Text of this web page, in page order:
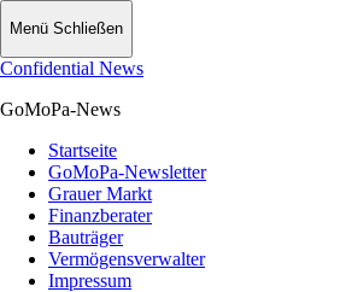
Menü Schließen
Confidential News
GoMoPa-News
Startseite
GoMoPa-Newsletter
Grauer Markt
Finanzberater
Bauträger
Vermögensverwalter
Impressum